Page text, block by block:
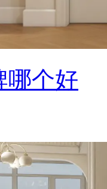
哪个好